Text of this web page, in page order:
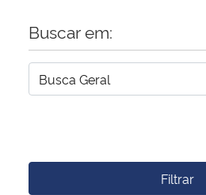
Buscar em:
Filtrar